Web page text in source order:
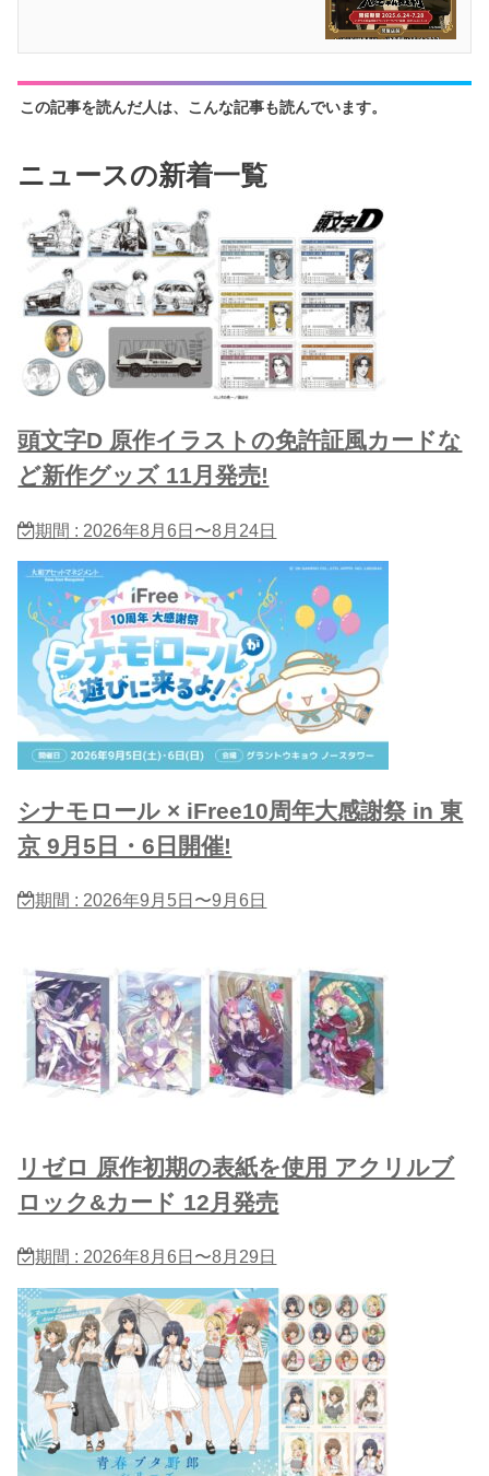
この記事を読んだ人は、こんな記事も読んでいます。
ニュースの新着一覧
頭文字D 原作イラストの免許証風カードな
ど新作グッズ 11月発売!
期間 : 2026年8月6日〜8月24日
シナモロール × iFree10周年大感謝祭 in 東
京 9月5日・6日開催!
期間 : 2026年9月5日〜9月6日
リゼロ 原作初期の表紙を使用 アクリルブ
ロック&カード 12月発売
期間 : 2026年8月6日〜8月29日